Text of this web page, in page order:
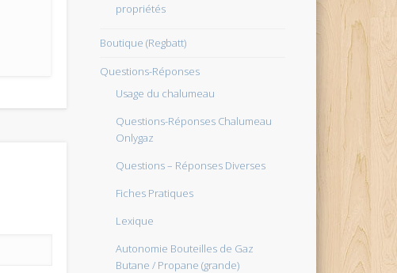
propriétés
Boutique (Regbatt)
Questions-Réponses
Usage du chalumeau
Questions-Réponses Chalumeau
Onlygaz
Questions – Réponses Diverses
Fiches Pratiques
Lexique
Autonomie Bouteilles de Gaz
Butane / Propane (grande)